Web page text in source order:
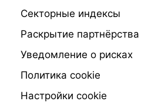
Секторные индексы
Раскрытие партнёрства
Уведомление о рисках
Политика cookie
Настройки cookie